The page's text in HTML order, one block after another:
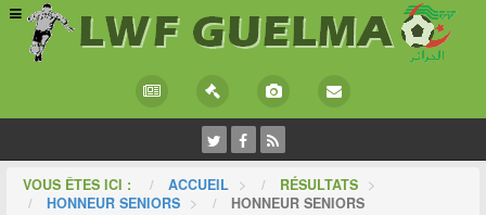
VOUS ÊTES ICI : ACCUEIL > RÉSULTATS >
HONNEUR SENIORS > HONNEUR SENIORS